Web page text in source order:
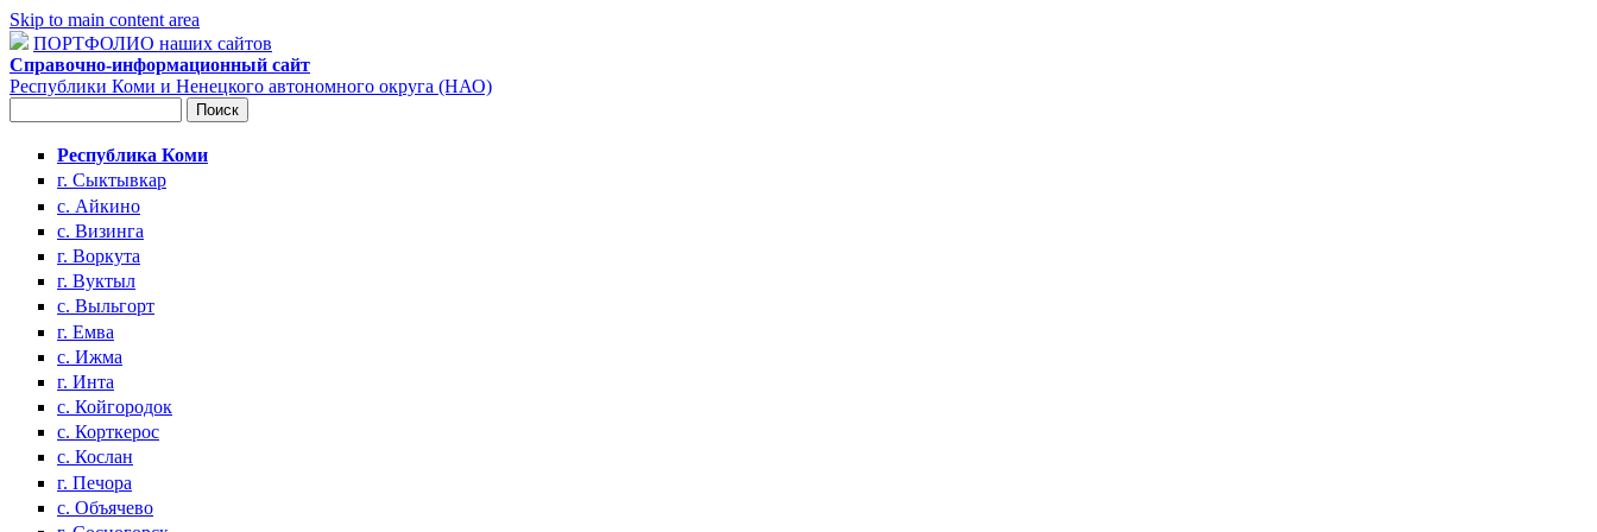
Skip to main content area
ПОРТФОЛИО наших сайтов
Справочно-информационный сайт
Республики Коми и Ненецкого автономного округа (НАО)
Республика Коми
г. Сыктывкар
с. Айкино
с. Визинга
г. Воркута
г. Вуктыл
с. Выльгорт
г. Емва
с. Ижма
г. Инта
с. Койгородок
с. Корткерос
с. Кослан
г. Печора
с. Объячево